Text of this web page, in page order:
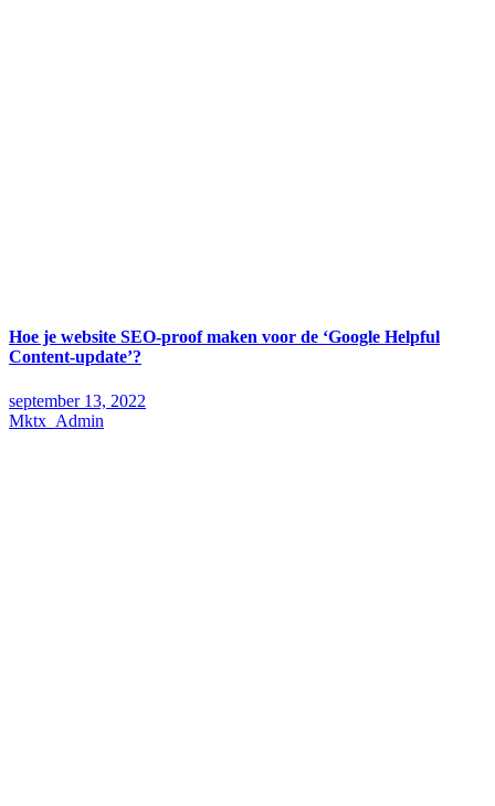
Hoe je website SEO-proof maken voor de ‘Google Helpful
Content-update’?
september 13, 2022
Mktx_Admin